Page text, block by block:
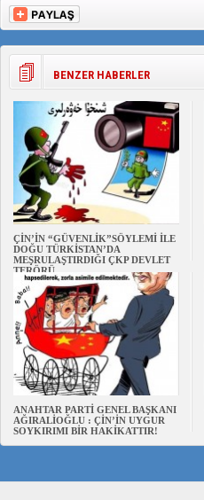
BENZER HABERLER
ÇİN’İN “GÜVENLİK”SÖYLEMİ İLE
DOĞU TÜRKİSTAN’DA
MEŞRULAŞTIRDIĞI ÇKP DEVLET
TERÖRÜ
ANAHTAR PARTİ GENEL BAŞKANI
AĞIRALİOĞLU : ÇİN’İN UYGUR
SOYKIRIMI BİR HAKİKATTIR!